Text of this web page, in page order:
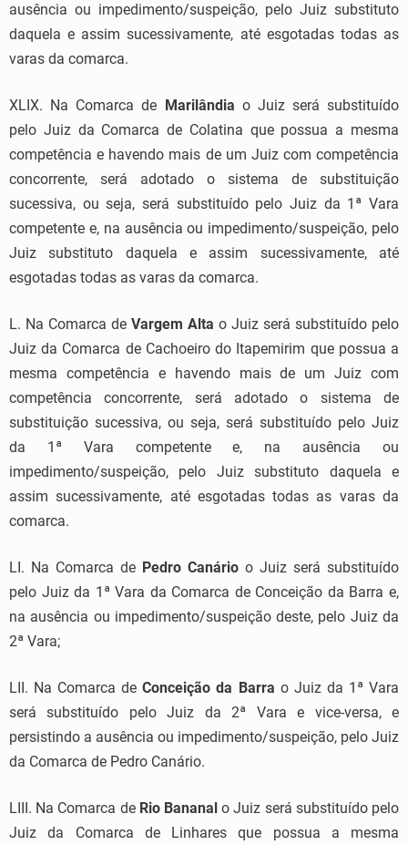
ausência ou impedimento/suspeição, pelo Juiz substituto
daquela e assim sucessivamente, até esgotadas todas as
varas da comarca.
XLIX. Na Comarca de Marilândia o Juiz será substituído
pelo Juiz da Comarca de Colatina que possua a mesma
competência e havendo mais de um Juiz com competência
concorrente, será adotado o sistema de substituição
sucessiva, ou seja, será substituído pelo Juiz da 1ª Vara
competente e, na ausência ou impedimento/suspeição, pelo
Juiz substituto daquela e assim sucessivamente, até
esgotadas todas as varas da comarca.
L. Na Comarca de Vargem Alta o Juiz será substituído pelo
Juiz da Comarca de Cachoeiro do Itapemirim que possua a
mesma competência e havendo mais de um Juiz com
competência concorrente, será adotado o sistema de
substituição sucessiva, ou seja, será substituído pelo Juiz
da 1ª Vara competente e, na ausência ou
impedimento/suspeição, pelo Juiz substituto daquela e
assim sucessivamente, até esgotadas todas as varas da
comarca.
LI. Na Comarca de Pedro Canário o Juiz será substituído
pelo Juiz da 1ª Vara da Comarca de Conceição da Barra e,
na ausência ou impedimento/suspeição deste, pelo Juiz da
2ª Vara;
LII. Na Comarca deConceição da Barra o Juiz da 1ª Vara
será substituído pelo Juiz da 2ª Vara e vice-versa, e
persistindo a ausência ou impedimento/suspeição, pelo Juiz
da Comarca de Pedro Canário.
LIII. Na Comarca de Rio Bananal o Juiz será substituído pelo
Juiz da Comarca de Linhares que possua a mesma